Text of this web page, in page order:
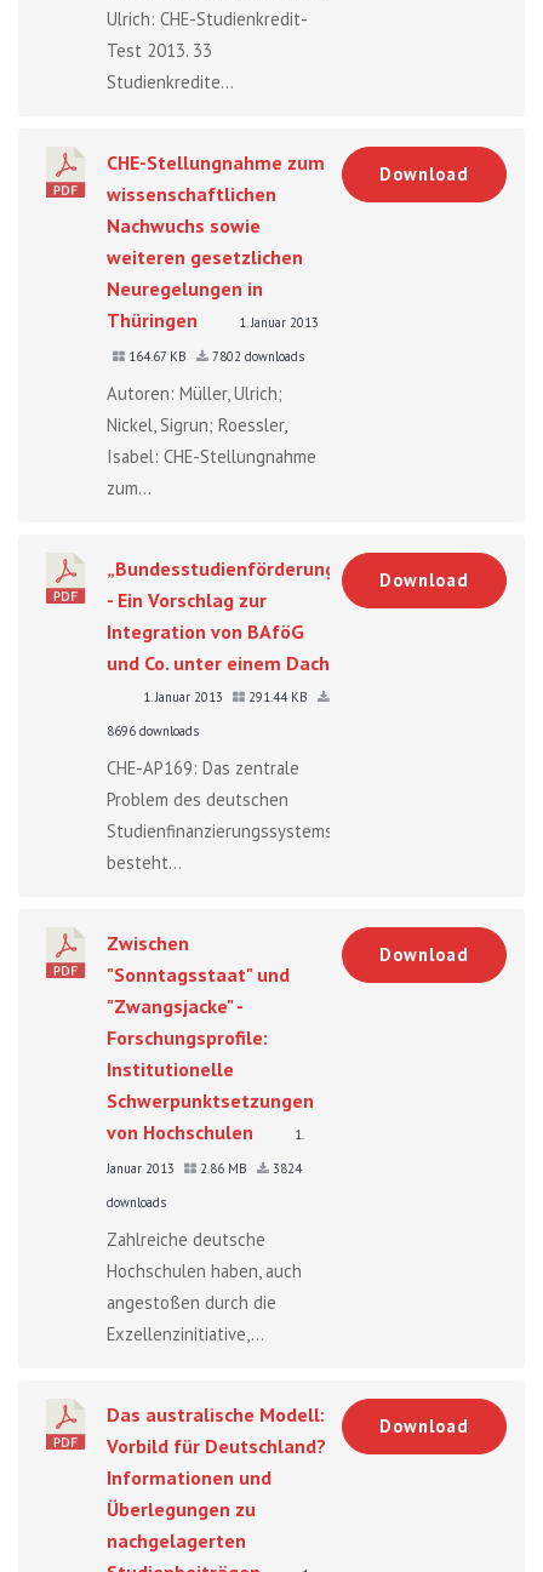
Ulrich: CHE-Studienkredit-
Test 2013. 33
Studienkredite...
CHE-Stellungnahme zum
wissenschaftlichen
Nachwuchs sowie
weiteren gesetzlichen
Neuregelungen in
Thüringen
1. Januar 2013
164.67 KB
7802 downloads
Autoren: Müller, Ulrich;
Nickel, Sigrun; Roessler,
Isabel: CHE-Stellungnahme
zum...
Download
„Bundesstudienförderung“
- Ein Vorschlag zur
Integration von BAföG
und Co. unter einem Dach
1. Januar 2013
291.44 KB
8696 downloads
CHE-AP169: Das zentrale
Problem des deutschen
Studienfinanzierungssystems
besteht...
Download
Zwischen
"Sonntagsstaat" und
"Zwangsjacke" -
Forschungsprofile:
Institutionelle
Schwerpunktsetzungen
von Hochschulen
1.
Januar 2013
2.86 MB
3824
downloads
Zahlreiche deutsche
Hochschulen haben, auch
angestoßen durch die
Exzellenzinitiative,...
Download
Das australische Modell:
Vorbild für Deutschland?
Informationen und
Überlegungen zu
nachgelagerten
Download